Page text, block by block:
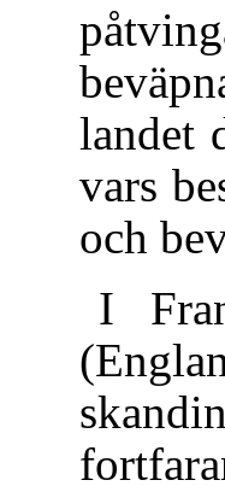
landet
vars
och
I